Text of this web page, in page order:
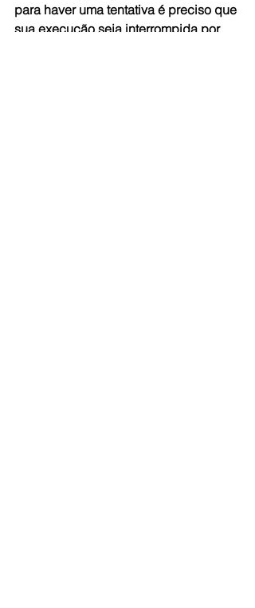
para haver uma tentativa é preciso que
sua execução seja interrompida por